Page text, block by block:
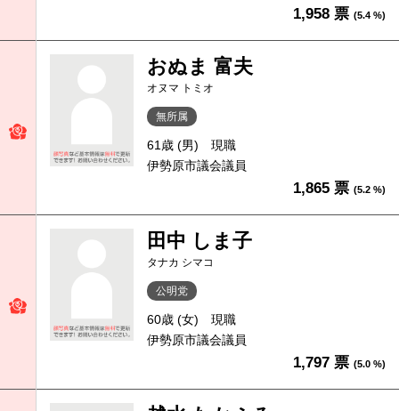
1,958 票 (5.4 %)
おぬま 富夫
オヌマ トミオ
無所属
61歳 (男)
現職
伊勢原市議会議員
1,865 票 (5.2 %)
田中 しま子
タナカ シマコ
公明党
60歳 (女)
現職
伊勢原市議会議員
1,797 票 (5.0 %)